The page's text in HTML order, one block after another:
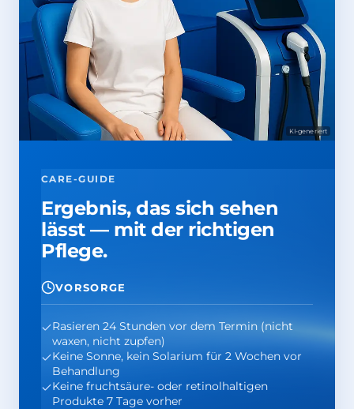
KI-generiert
CARE-GUIDE
Ergebnis, das sich sehen
lässt — mit der richtigen
Pflege.
VORSORGE
Rasieren 24 Stunden vor dem Termin (nicht
waxen, nicht zupfen)
Keine Sonne, kein Solarium für 2 Wochen vor
Behandlung
Keine fruchtsäure- oder retinolhaltigen
Produkte 7 Tage vorher